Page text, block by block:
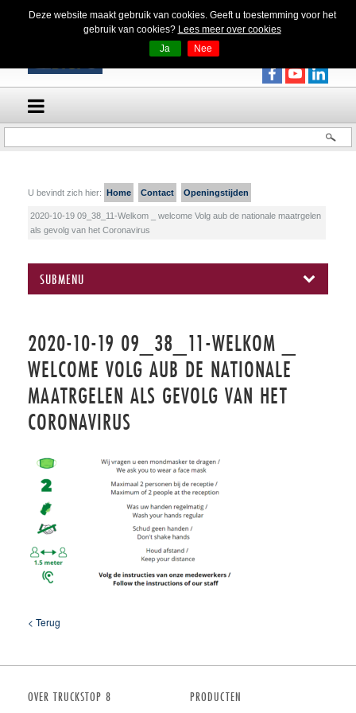
Deze website maakt gebruik van cookies. Geeft u toestemming voor het
gebruik van cookies? Lees meer over cookies
Ja
Nee
U bevindt zich hier: Home Contact Openingstijden
2020-10-19 09_38_11-Welkom _ welcome Volg aub de nationale maatrgelen
als gevolg van het Coronavirus
SUBMENU
2020-10-19 09_38_11-WELKOM _
WELCOME VOLG AUB DE NATIONALE
MAATRGELEN ALS GEVOLG VAN HET
CORONAVIRUS
< Terug
OVER TRUCKSTOP 8 PRODUCTEN